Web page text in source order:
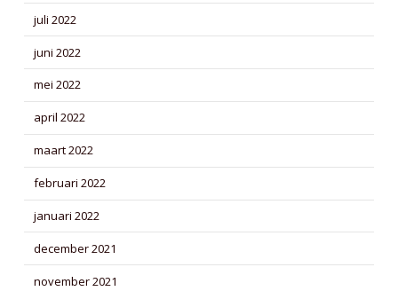
juli 2022
juni 2022
mei 2022
april 2022
maart 2022
februari 2022
januari 2022
december 2021
november 2021